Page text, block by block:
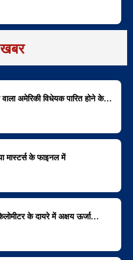
अमेरिकी विधेयक पारित होने के…
मास्टर्स के फाइनल में
के दायरे में अक्षय ऊर्जा…